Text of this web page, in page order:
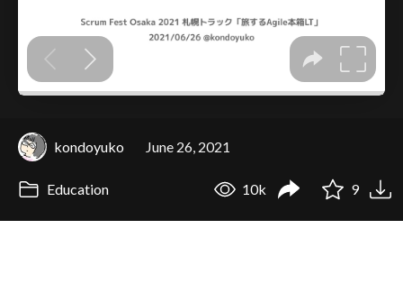
kondoyuko June 26, 2021
Education 10k 9